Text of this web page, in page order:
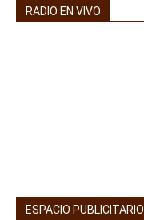
RADIO EN VIVO
ESPACIO PUBLICITARIO